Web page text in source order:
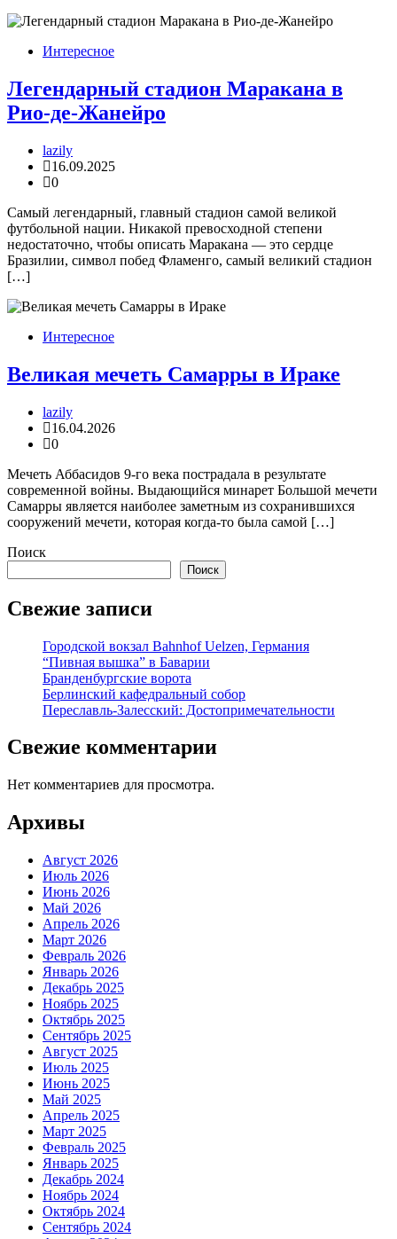
Интересное
Легендарный стадион Маракана в
Рио-де-Жанейро
lazily
16.09.2025
0
Самый легендарный, главный стадион самой великой
футбольной нации. Никакой превосходной степени
недостаточно, чтобы описать Маракана — это сердце
Бразилии, символ побед Фламенго, самый великий стадион
[…]
Интересное
Великая мечеть Самарры в Ираке
lazily
16.04.2026
0
Мечеть Аббасидов 9-го века пострадала в результате
современной войны. Выдающийся минарет Большой мечети
Самарры является наиболее заметным из сохранившихся
сооружений мечети, которая когда-то была самой […]
Поиск
Поиск
Свежие записи
Городской вокзал Bahnhof Uelzen, Германия
“Пивная вышка” в Баварии
Бранденбургские ворота
Берлинский кафедральный собор
Переславль-Залесский: Достопримечательности
Свежие комментарии
Нет комментариев для просмотра.
Архивы
Август 2026
Июль 2026
Июнь 2026
Май 2026
Апрель 2026
Март 2026
Февраль 2026
Январь 2026
Декабрь 2025
Ноябрь 2025
Октябрь 2025
Сентябрь 2025
Август 2025
Июль 2025
Июнь 2025
Май 2025
Апрель 2025
Март 2025
Февраль 2025
Январь 2025
Декабрь 2024
Ноябрь 2024
Октябрь 2024
Сентябрь 2024